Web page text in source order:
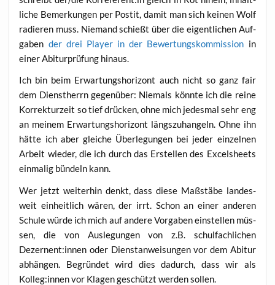
li­che Bemer­kun­gen per Pos­tit, damit man sich kei­nen Wolf
radie­ren muss. Nie­mand schießt über die eigent­li­chen Auf­
ga­ben der drei Play­er in der Bewer­tungs­kom­mis­si­on in
einer Abitur­prü­fung hinaus.
Ich bin beim Erwar­tungs­ho­ri­zont auch nicht so ganz fair
dem Dienst­herrn gegen­über: Nie­mals könn­te ich die rei­ne
Kor­rek­tur­zeit so tief drü­cken, ohne mich jedes­mal sehr eng
an mei­nem Erwar­tungs­ho­ri­zont längs­zu­han­geln. Ohne ihn
hät­te ich aber glei­che Über­le­gun­gen bei jeder ein­zel­nen
Arbeit wie­der, die ich durch das Erstel­len des Excels­heets
ein­ma­lig bün­deln kann.
Wer jetzt wei­ter­hin denkt, dass die­se Maß­stä­be lan­des­
weit ein­heit­lich wären, der irrt. Schon an einer ande­ren
Schu­le wür­de ich mich auf ande­re Vor­ga­ben ein­stel­len müs­
sen, die von Aus­le­gun­gen von z.B. schul­fach­li­chen
Dezernent:innen oder Dienst­an­wei­sun­gen vor dem Abitur
abhän­gen. Begrün­det wird dies dadurch, dass wir als
Kolleg:innen vor Kla­gen geschützt wer­den sollen.